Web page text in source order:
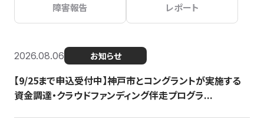
障害報告 レポート
2026.08.06 お知らせ
【9/25まで申込受付中】神戸市とコングラントが実施する
資金調達・クラウドファンディング伴走プログラ...